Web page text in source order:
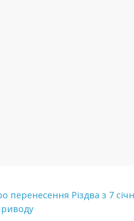
перенесення Різдва з 7